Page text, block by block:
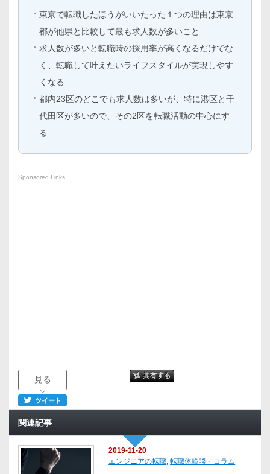
東京で転職したほうがいいたった１つの理由は東京
都が他県と比較して最も求人数が多いこと
求人数が多いと転職時の採用率が高くなるだけでな
く、転職して叶えたいライフスタイルが実現しやす
くなる
都内23区のどこでも求人数は多いが、特に港区と千
代田区が多いので、その2区を転職活動の中心にす
る
Sponsored Links
見る
ツイート
関連記事
2019-11-20
エンジニアの転職,転職体験談・コラム